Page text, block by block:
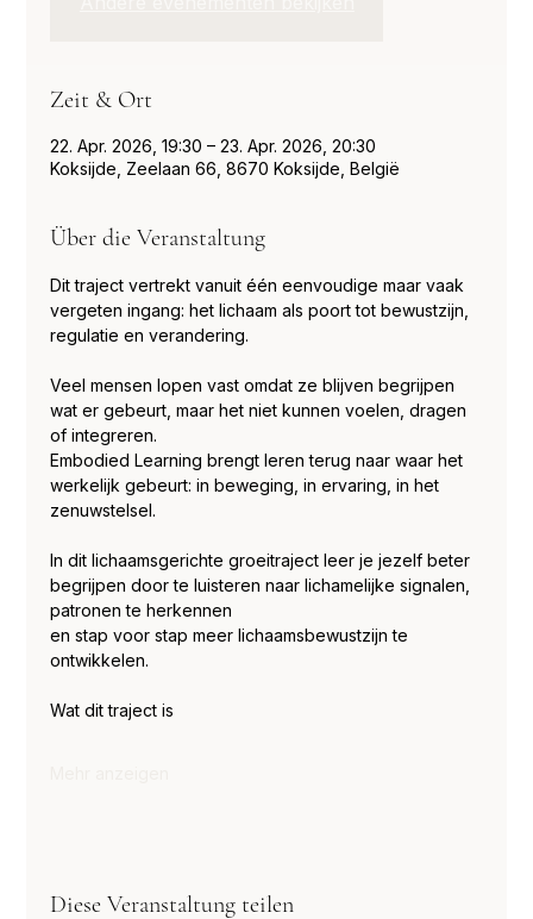
Zeit & Ort
22. Apr. 2026, 19:30 – 23. Apr. 2026, 20:30
Koksijde, Zeelaan 66, 8670 Koksijde, België
Über die Veranstaltung
Dit traject vertrekt vanuit één eenvoudige maar vaak
vergeten ingang: het lichaam als poort tot bewustzijn,
regulatie en verandering.
Veel mensen lopen vast omdat ze blijven begrijpen
wat er gebeurt, maar het niet kunnen voelen, dragen
of integreren.
Embodied Learning brengt leren terug naar waar het
werkelijk gebeurt: in beweging, in ervaring, in het
zenuwstelsel.
In dit lichaamsgerichte groeitraject leer je jezelf beter
begrijpen door te luisteren naar lichamelijke signalen,
patronen te herkennen
en stap voor stap meer lichaamsbewustzijn te
ontwikkelen.
Wat dit traject is
Diese Veranstaltung teilen